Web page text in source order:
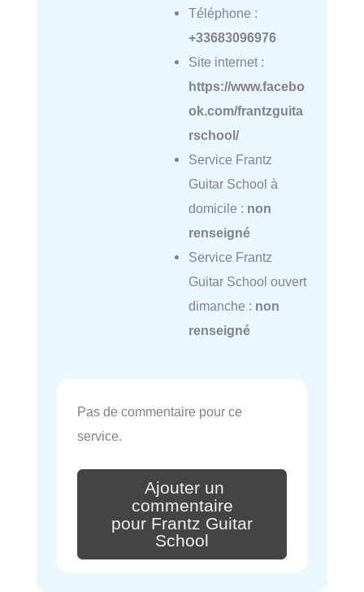
Téléphone :
+33683096976
Site internet :
https://www.facebo
ok.com/frantzguita
rschool/
Service Frantz
Guitar School à
domicile : non
renseigné
Service Frantz
Guitar School ouvert
dimanche : non
renseigné
Pas de commentaire pour ce
service.
Ajouter un
commentaire
pour Frantz Guitar
School